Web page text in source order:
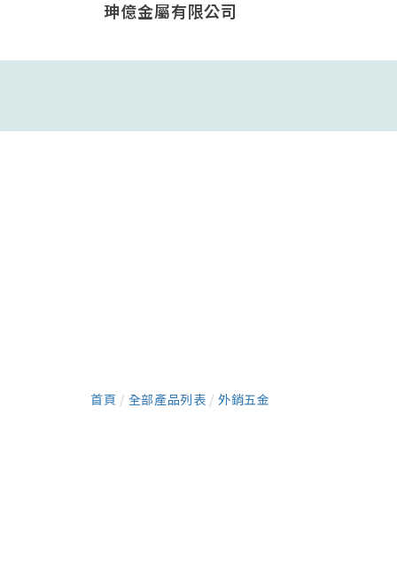
珅億金屬有限公司
首頁 / 全部產品列表 / 外銷五金